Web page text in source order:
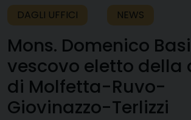
DAGLI UFFICI NEWS
Mons. Domenico
vescovo eletto della
di Molfetta-Ruvo-
Giovinazzo-Terlizzi